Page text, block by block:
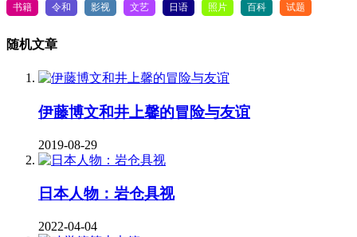
书籍 令和 影视 文艺 日语 照片 百科 试题
随机文章
伊藤博文和井上馨的冒险与友谊
2019-08-29
日本人物：岩仓具视
2022-04-04